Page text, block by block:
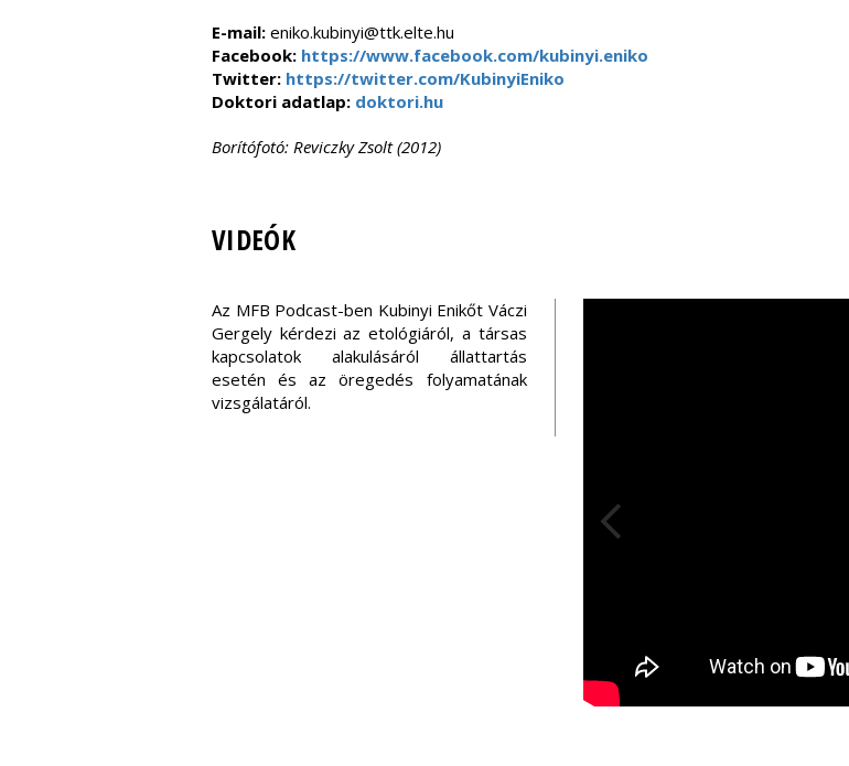
E-mail: eniko.kubinyi@ttk.elte.hu
Facebook: https://www.facebook.com/kubinyi.eniko
Twitter: https://twitter.com/KubinyiEniko
Doktori adatlap: doktori.hu
Borítófotó: Reviczky Zsolt (2012)
VIDEÓK
Az MFB Podcast-ben Kubinyi Enikőt Váczi
Gergely kérdezi az etológiáról, a társas
kapcsolatok alakulásáról állattartás
esetén és az öregedés folyamatának
vizsgálatáról.